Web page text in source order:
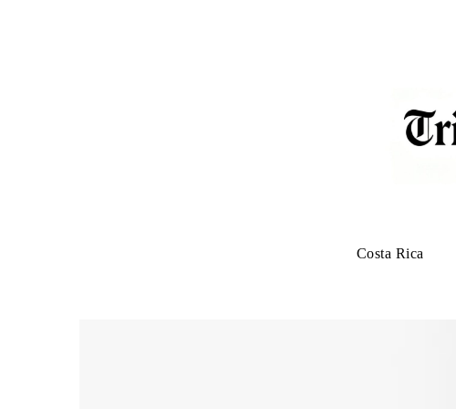
Costa Rica